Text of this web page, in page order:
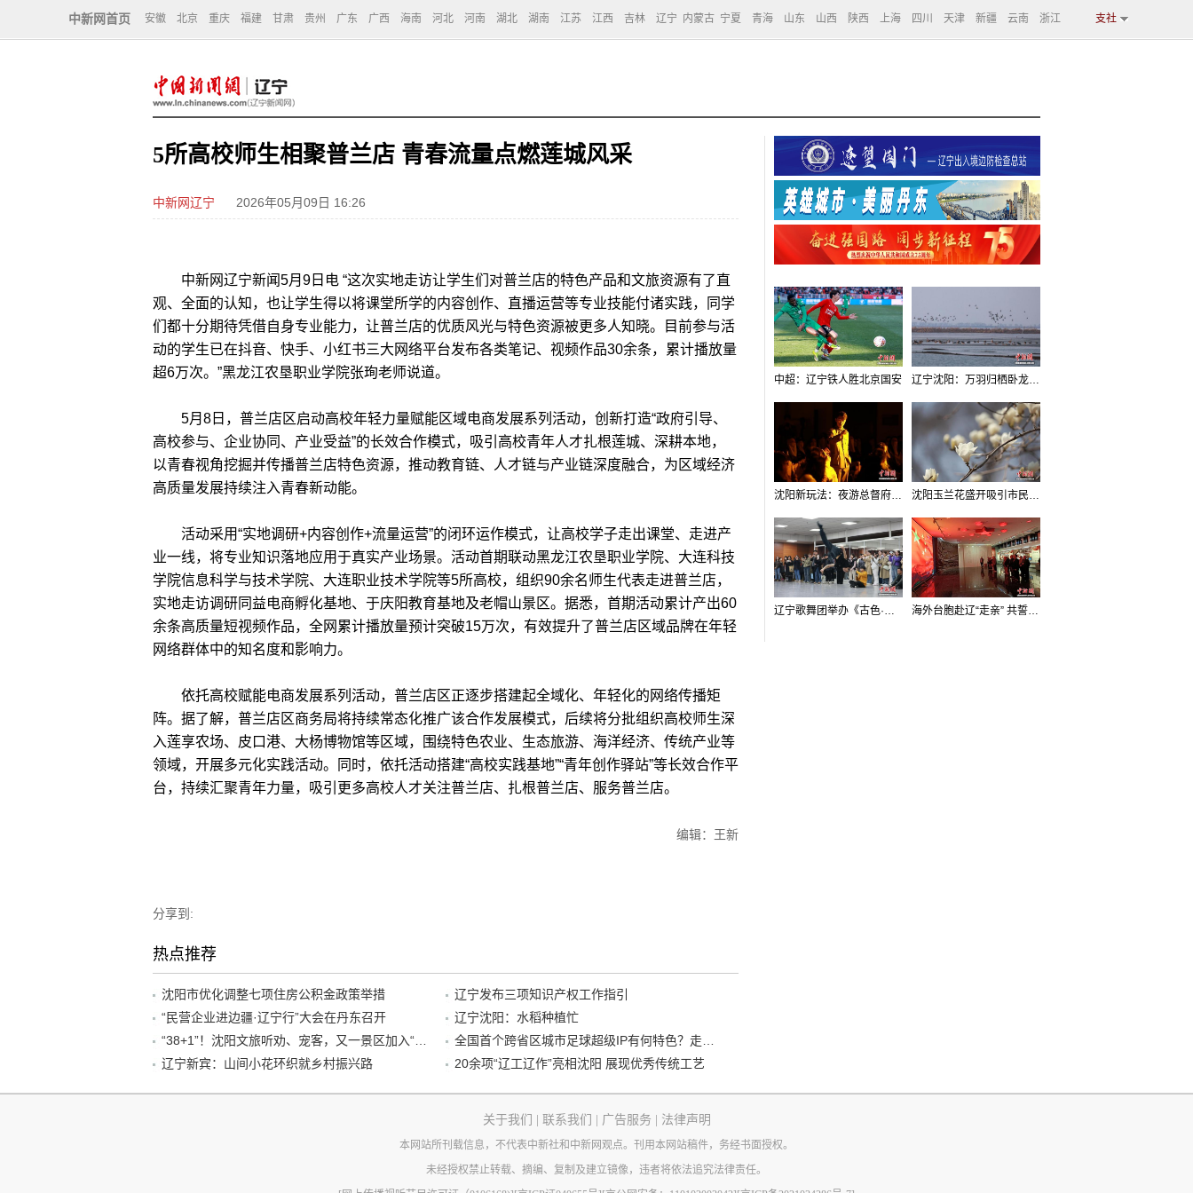
中新网首页 安徽 北京 重庆 福建 甘肃 贵州 广东 广西 海南 河北 河南 湖北 湖南 江苏 江西 吉林 辽宁 内蒙古 宁夏 青海 山东 山西 陕西 上海 四川 天津 新疆 云南 浙江 支社
5所高校师生相聚普兰店 青春流量点燃莲城风采
中新网辽宁 2026年05月09日 16:26
中新网辽宁新闻5月9日电 “这次实地走访让学生们对普兰店的特色产品和文旅资源有了直
观、全面的认知，也让学生得以将课堂所学的内容创作、直播运营等专业技能付诸实践，同学
们都十分期待凭借自身专业能力，让普兰店的优质风光与特色资源被更多人知晓。目前参与活
动的学生已在抖音、快手、小红书三大网络平台发布各类笔记、视频作品30余条，累计播放量
超6万次。”黑龙江农垦职业学院张珣老师说道。
5月8日，普兰店区启动高校年轻力量赋能区域电商发展系列活动，创新打造“政府引导、
高校参与、企业协同、产业受益”的长效合作模式，吸引高校青年人才扎根莲城、深耕本地，
以青春视角挖掘并传播普兰店特色资源，推动教育链、人才链与产业链深度融合，为区域经济
高质量发展持续注入青春新动能。
活动采用“实地调研+内容创作+流量运营”的闭环运作模式，让高校学子走出课堂、走进产
业一线，将专业知识落地应用于真实产业场景。活动首期联动黑龙江农垦职业学院、大连科技
学院信息科学与技术学院、大连职业技术学院等5所高校，组织90余名师生代表走进普兰店，
实地走访调研同益电商孵化基地、于庆阳教育基地及老帽山景区。据悉，首期活动累计产出60
余条高质量短视频作品，全网累计播放量预计突破15万次，有效提升了普兰店区域品牌在年轻
网络群体中的知名度和影响力。
依托高校赋能电商发展系列活动，普兰店区正逐步搭建起全域化、年轻化的网络传播矩
阵。据了解，普兰店区商务局将持续常态化推广该合作发展模式，后续将分批组织高校师生深
入莲享农场、皮口港、大杨博物馆等区域，围绕特色农业、生态旅游、海洋经济、传统产业等
领域，开展多元化实践活动。同时，依托活动搭建“高校实践基地”“青年创作驿站”等长效合作平
台，持续汇聚青年力量，吸引更多高校人才关注普兰店、扎根普兰店、服务普兰店。
编辑：王新
分享到:
热点推荐
沈阳市优化调整七项住房公积金政策举措
辽宁发布三项知识产权工作指引
“民营企业进边疆·辽宁行”大会在丹东召开
辽宁沈阳：水稻种植忙
辽宁新宾：山间小花环织就乡村振兴路
20余项“辽工辽作”亮相沈阳 展现优秀传统工艺
中超：辽宁铁人胜北京国安 辽宁沈阳：万羽归栖卧龙湖看群鸟齐飞
沈阳新玩法：夜游总督府，当一回“赴宴者” 沈阳玉兰花盛开吸引市民打卡
辽宁歌舞团举办《古色·国宝辽宁》排练开放日活动 海外台胞赴辽“走亲” 共誓“和平初心”
关于我们 联系我们 广告服务 法律声明
本网站所刊载信息，不代表中新社和中新网观点。刊用本网站稿件，务经书面授权。
未经授权禁止转载、摘编、复制及建立镜像，违者将依法追究法律责任。